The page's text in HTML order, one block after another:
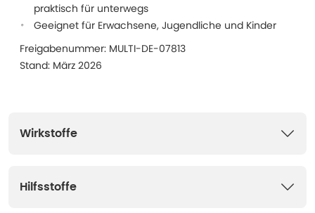
praktisch für unterwegs
Geeignet für Erwachsene, Jugendliche und Kinder
Freigabenummer: MULTI-DE-07813
Stand: März 2026
Wirkstoffe
Hilfsstoffe